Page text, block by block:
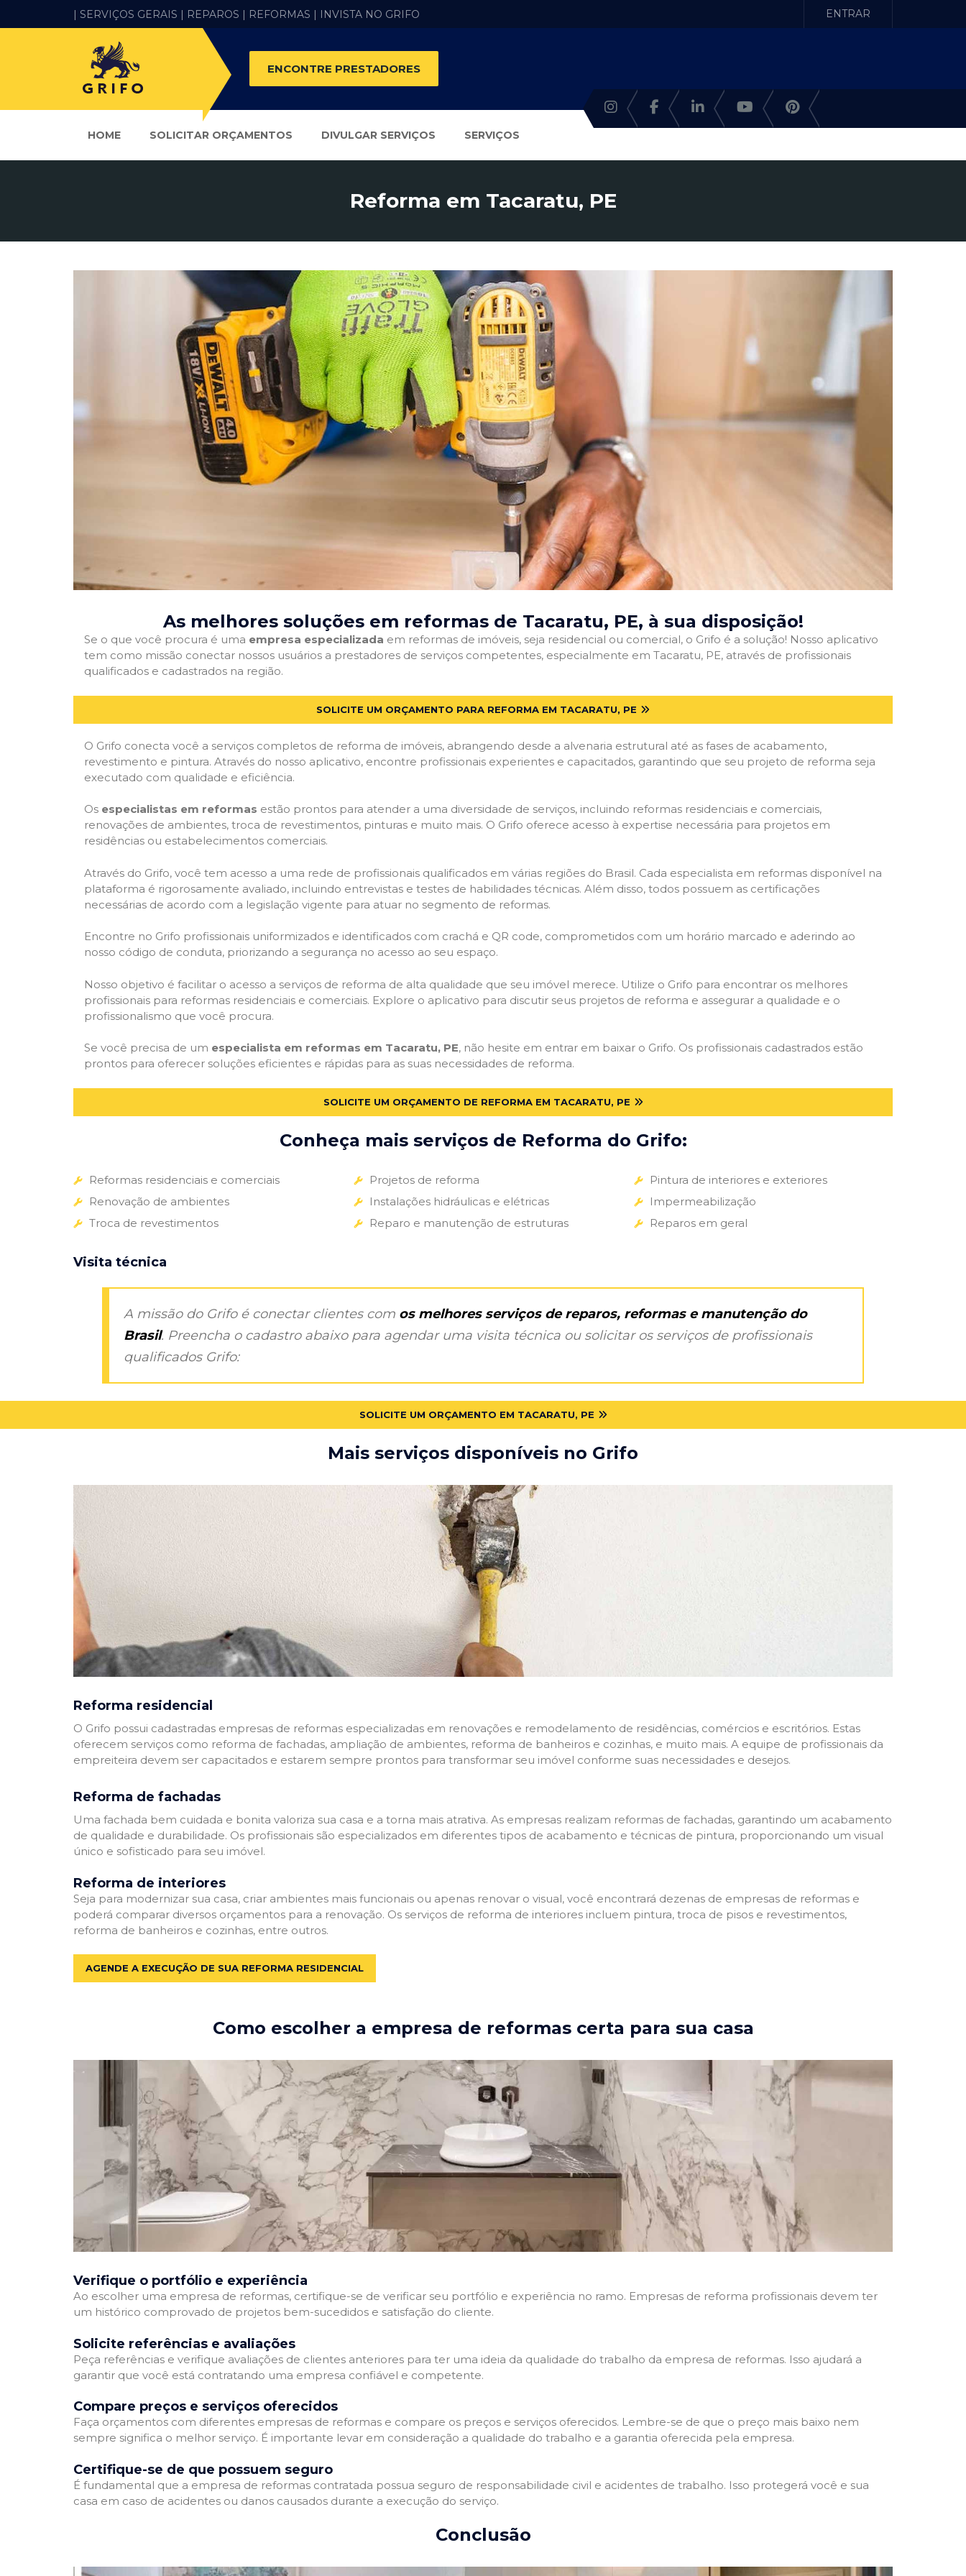
| SERVIÇOS GERAIS | REPAROS | REFORMAS | INVISTA NO GRIFO ENTRAR
ENCONTRE PRESTADORES
HOME SOLICITAR ORÇAMENTOS DIVULGAR SERVIÇOS SERVIÇOS
Reforma em Tacaratu, PE
As melhores soluções em reformas de Tacaratu, PE, à sua disposição!
Se o que você procura é uma empresa especializada em reformas de imóveis, seja residencial ou comercial, o Grifo é a solução! Nosso aplicativo
tem como missão conectar nossos usuários a prestadores de serviços competentes, especialmente em Tacaratu, PE, através de profissionais
qualificados e cadastrados na região.
SOLICITE UM ORÇAMENTO PARA REFORMA EM TACARATU, PE
O Grifo conecta você a serviços completos de reforma de imóveis, abrangendo desde a alvenaria estrutural até as fases de acabamento,
revestimento e pintura. Através do nosso aplicativo, encontre profissionais experientes e capacitados, garantindo que seu projeto de reforma seja
executado com qualidade e eficiência.
Os especialistas em reformas estão prontos para atender a uma diversidade de serviços, incluindo reformas residenciais e comerciais,
renovações de ambientes, troca de revestimentos, pinturas e muito mais. O Grifo oferece acesso à expertise necessária para projetos em
residências ou estabelecimentos comerciais.
Através do Grifo, você tem acesso a uma rede de profissionais qualificados em várias regiões do Brasil. Cada especialista em reformas disponível na
plataforma é rigorosamente avaliado, incluindo entrevistas e testes de habilidades técnicas. Além disso, todos possuem as certificações
necessárias de acordo com a legislação vigente para atuar no segmento de reformas.
Encontre no Grifo profissionais uniformizados e identificados com crachá e QR code, comprometidos com um horário marcado e aderindo ao
nosso código de conduta, priorizando a segurança no acesso ao seu espaço.
Nosso objetivo é facilitar o acesso a serviços de reforma de alta qualidade que seu imóvel merece. Utilize o Grifo para encontrar os melhores
profissionais para reformas residenciais e comerciais. Explore o aplicativo para discutir seus projetos de reforma e assegurar a qualidade e o
profissionalismo que você procura.
Se você precisa de um especialista em reformas em Tacaratu, PE, não hesite em entrar em baixar o Grifo. Os profissionais cadastrados estão
prontos para oferecer soluções eficientes e rápidas para as suas necessidades de reforma.
SOLICITE UM ORÇAMENTO DE REFORMA EM TACARATU, PE
Conheça mais serviços de Reforma do Grifo:
Reformas residenciais e comerciais
Renovação de ambientes
Troca de revestimentos
Projetos de reforma
Instalações hidráulicas e elétricas
Reparo e manutenção de estruturas
Pintura de interiores e exteriores
Impermeabilização
Reparos em geral
Visita técnica
A missão do Grifo é conectar clientes com os melhores serviços de reparos, reformas e manutenção do
Brasil. Preencha o cadastro abaixo para agendar uma visita técnica ou solicitar os serviços de profissionais
qualificados Grifo:
SOLICITE UM ORÇAMENTO EM TACARATU, PE
Mais serviços disponíveis no Grifo
Reforma residencial
O Grifo possui cadastradas empresas de reformas especializadas em renovações e remodelamento de residências, comércios e escritórios. Estas
oferecem serviços como reforma de fachadas, ampliação de ambientes, reforma de banheiros e cozinhas, e muito mais. A equipe de profissionais da
empreiteira devem ser capacitados e estarem sempre prontos para transformar seu imóvel conforme suas necessidades e desejos.
Reforma de fachadas
Uma fachada bem cuidada e bonita valoriza sua casa e a torna mais atrativa. As empresas realizam reformas de fachadas, garantindo um acabamento
de qualidade e durabilidade. Os profissionais são especializados em diferentes tipos de acabamento e técnicas de pintura, proporcionando um visual
único e sofisticado para seu imóvel.
Reforma de interiores
Seja para modernizar sua casa, criar ambientes mais funcionais ou apenas renovar o visual, você encontrará dezenas de empresas de reformas e
poderá comparar diversos orçamentos para a renovação. Os serviços de reforma de interiores incluem pintura, troca de pisos e revestimentos,
reforma de banheiros e cozinhas, entre outros.
AGENDE A EXECUÇÃO DE SUA REFORMA RESIDENCIAL
Como escolher a empresa de reformas certa para sua casa
Verifique o portfólio e experiência
Ao escolher uma empresa de reformas, certifique-se de verificar seu portfólio e experiência no ramo. Empresas de reforma profissionais devem ter
um histórico comprovado de projetos bem-sucedidos e satisfação do cliente.
Solicite referências e avaliações
Peça referências e verifique avaliações de clientes anteriores para ter uma ideia da qualidade do trabalho da empresa de reformas. Isso ajudará a
garantir que você está contratando uma empresa confiável e competente.
Compare preços e serviços oferecidos
Faça orçamentos com diferentes empresas de reformas e compare os preços e serviços oferecidos. Lembre-se de que o preço mais baixo nem
sempre significa o melhor serviço. É importante levar em consideração a qualidade do trabalho e a garantia oferecida pela empresa.
Certifique-se de que possuem seguro
É fundamental que a empresa de reformas contratada possua seguro de responsabilidade civil e acidentes de trabalho. Isso protegerá você e sua
casa em caso de acidentes ou danos causados durante a execução do serviço.
Conclusão